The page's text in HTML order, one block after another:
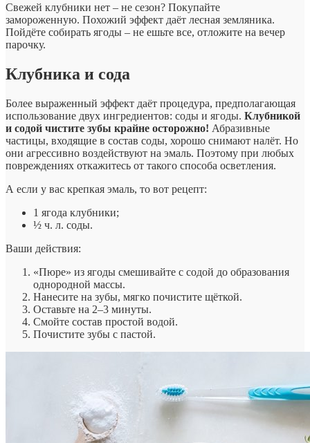
Свежей клубники нет – не сезон? Покупайте
замороженную. Похожий эффект даёт лесная земляника.
Пойдёте собирать ягоды – не ешьте все, отложите на вечер
парочку.
Клубника и сода
Более выраженный эффект даёт процедура, предполагающая
использование двух ингредиентов: соды и ягоды. Клубникой
и содой чистите зубы крайне осторожно! Абразивные
частицы, входящие в состав соды, хорошо снимают налёт. Но
они агрессивно воздействуют на эмаль. Поэтому при любых
повреждениях откажитесь от такого способа осветления.
А если у вас крепкая эмаль, то вот рецепт:
1 ягода клубники;
½ ч. л. соды.
Ваши действия:
«Пюре» из ягоды смешивайте с содой до образования
однородной массы.
Нанесите на зубы, мягко почистите щёткой.
Оставьте на 2–3 минуты.
Смойте состав простой водой.
Почистите зубы с пастой.